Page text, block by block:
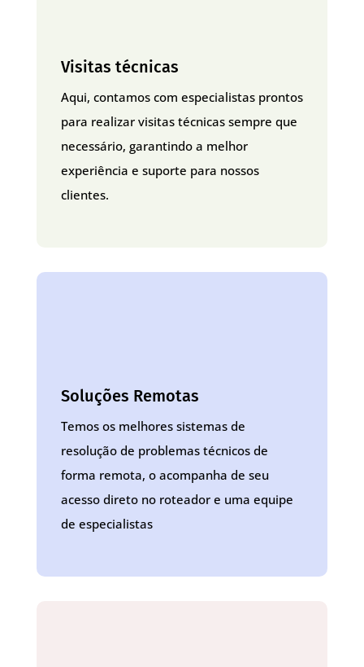
Visitas técnicas
Aqui, contamos com especialistas prontos
para realizar visitas técnicas sempre que
necessário, garantindo a melhor
experiência e suporte para nossos
clientes.
Soluções Remotas
Temos os melhores sistemas de
resolução de problemas técnicos de
forma remota, o acompanha de seu
acesso direto no roteador e uma equipe
de especialistas